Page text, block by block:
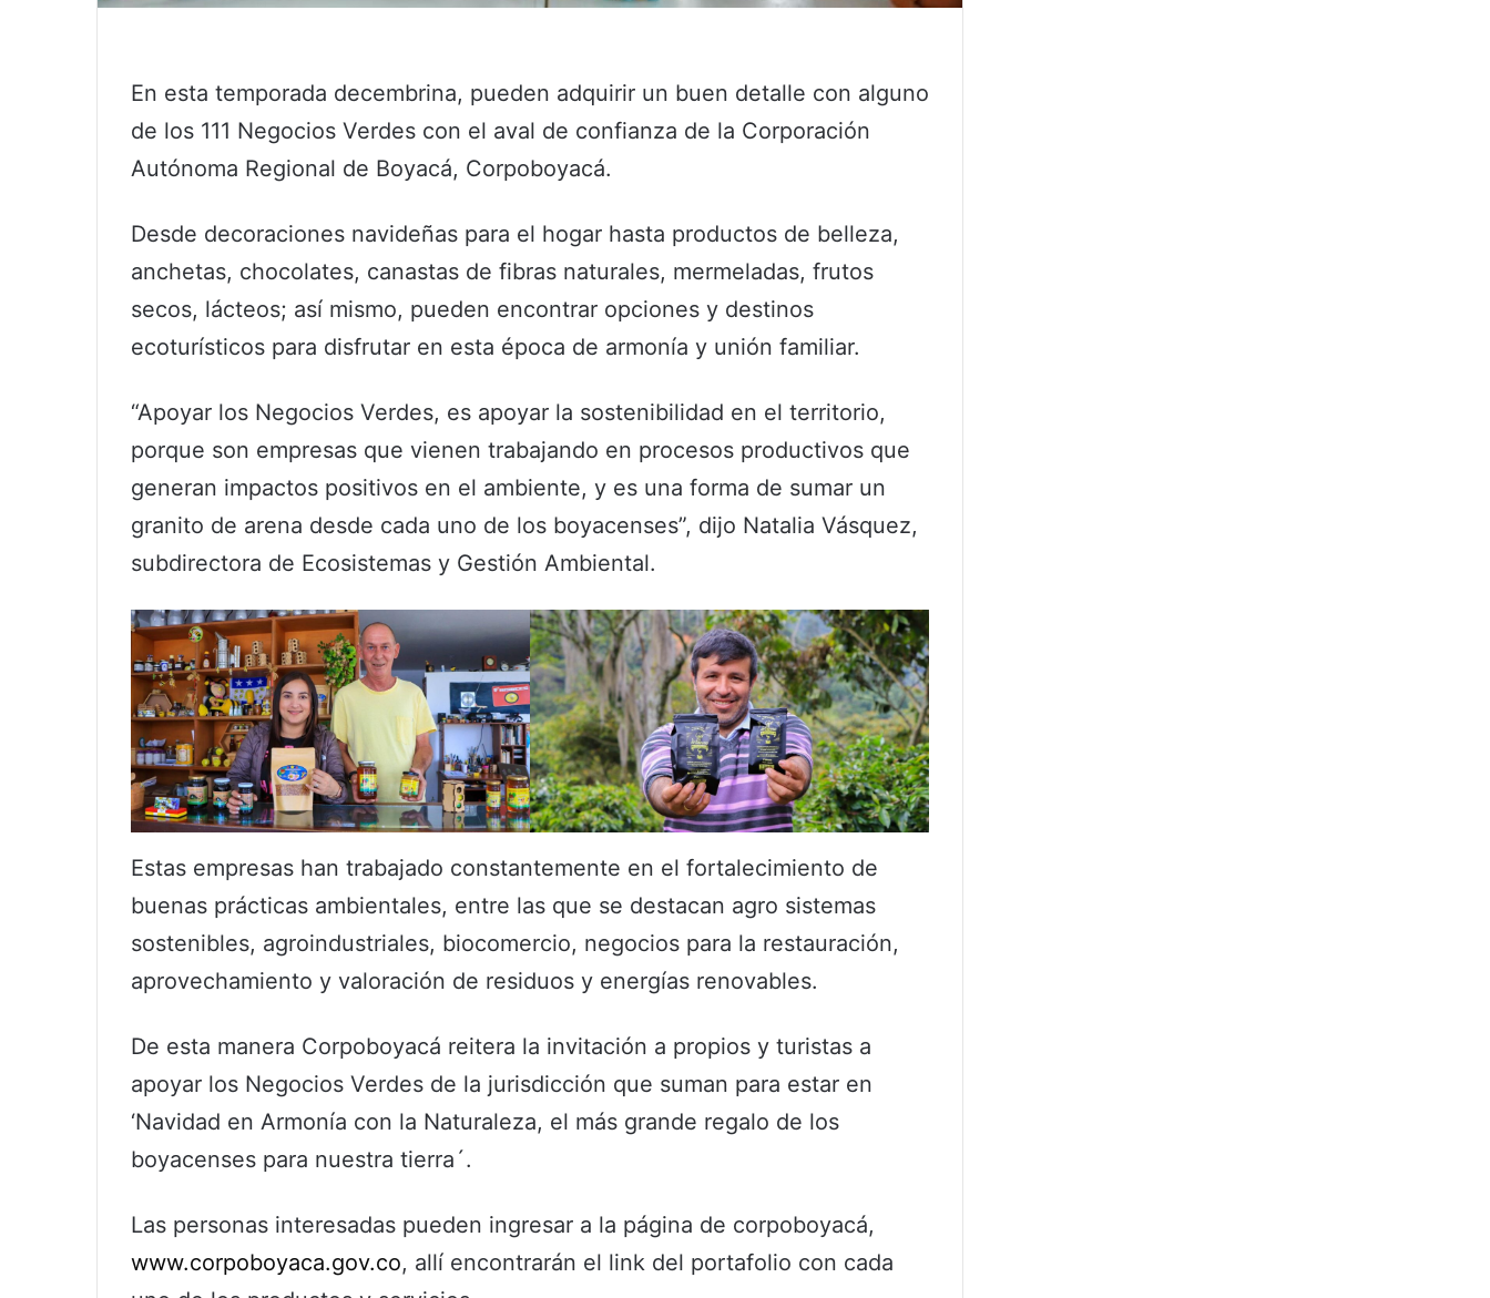
En esta temporada decembrina, pueden adquirir un buen detalle con alguno
de los 111 Negocios Verdes con el aval de confianza de la Corporación
Autónoma Regional de Boyacá, Corpoboyacá.
Desde decoraciones navideñas para el hogar hasta productos de belleza,
anchetas, chocolates, canastas de fibras naturales, mermeladas, frutos
secos, lácteos; así mismo, pueden encontrar opciones y destinos
ecoturísticos para disfrutar en esta época de armonía y unión familiar.
“Apoyar los Negocios Verdes, es apoyar la sostenibilidad en el territorio,
porque son empresas que vienen trabajando en procesos productivos que
generan impactos positivos en el ambiente, y es una forma de sumar un
granito de arena desde cada uno de los boyacenses”, dijo Natalia Vásquez,
subdirectora de Ecosistemas y Gestión Ambiental.
Estas empresas han trabajado constantemente en el fortalecimiento de
buenas prácticas ambientales, entre las que se destacan agro sistemas
sostenibles, agroindustriales, biocomercio, negocios para la restauración,
aprovechamiento y valoración de residuos y energías renovables.
De esta manera Corpoboyacá reitera la invitación a propios y turistas a
apoyar los Negocios Verdes de la jurisdicción que suman para estar en
‘Navidad en Armonía con la Naturaleza, el más grande regalo de los
boyacenses para nuestra tierra´.
Las personas interesadas pueden ingresar a la página de corpoboyacá,
www.corpoboyaca.gov.co, allí encontrarán el link del portafolio con cada